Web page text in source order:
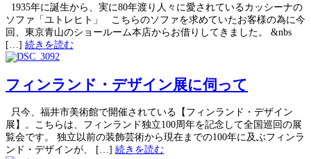
1935年に誕生から、実に80年渡り人々に愛されているカッシーナの
ソファ「ユトレヒト」 こちらのソファを求めていたお客様の為に今
回、東京青山のショールーム本店からお借りしてきました。 &nbs
[…] 続きを読む
フィンランド・デザイン展に伺って
只今、福井市美術館で開催されている【フィンランド・デザイン
展】。こちらは、フィンランド独立100周年を記念して全国巡回の展
覧会です。 独立以前の装飾芸術から現在までの100年に及ぶフィンラ
ンド・デザインが、 […] 続きを読む